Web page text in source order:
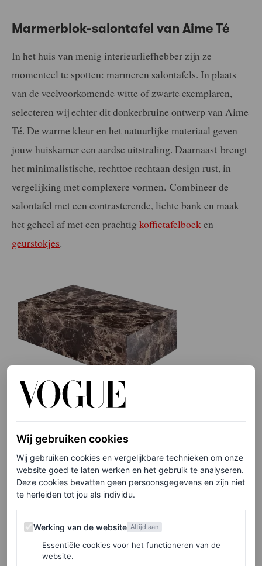
Marmerblok-salontafel van Aime Té
In het huis van menig interieurliefhebber zijn ze
momenteel te spotten: marmeren salontafels. In plaats
van de veelvoorkomende witte of zwarte exemplaren,
selecteren wij echter dit donkerbruine ontwerp van Aime
Té. De warme kleur en het natuurlijke materiaal geven
jouw huiskamer een aardse uitstraling. Daarnaast brengt
het minimalistische, rechttoe rechtaan design rust, in
vergelijking met complexere vormen. Combineer de
salontafel met een contrasterende, lichte bank en maak
het geheel af met een prachtig koffietafelboek en
geurstokjes.
Salontafel van marmer, € 1749
HIER TE KOOP
De Maze-bank van Table du Sud
Deze bank van Table du Sud is zo’n exemplaar waar je
het liefst niet meer vanaf komt. Het model heeft geen
Wij gebruiken cookies
Wij gebruiken cookies en vergelijkbare technieken om onze
website goed te laten werken en het gebruik te analyseren.
Deze cookies bevatten geen persoonsgegevens en zijn niet
te herleiden tot jou als individu.
Werking van de website
Werking van de website Altijd aan
Essentiële cookies voor het functioneren van de
website.